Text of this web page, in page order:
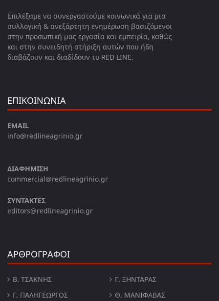
Επιλέξαμε να συνεργαστούμε κοινωνικά για μια
συλλογική & ανεξάρτητη ενημέρωση βασιζόμενοι
στην προσωπική μας εργασία και εμπειρία, καθώς
και στην συνειδητή στήριξη αυτών που ήδη
διαβάζουν και διαδίδουν το RED LINE.
ΕΠΙΚΟΙΝΩΝΙΑ
EMAIL
info@redlineagrinio.gr
ΔΙΑΦΗΜΙΣΗ
commercial@redlineagrinio.gr
ΣΥΝΤΑΚΤΕΣ
editors@redlineagrinio.gr
ΑΡΘΡΟΓΡΑΦΟΙ
Β. ΤΣΆΚΝΗΣ
Γ. ΞΗΝΤΆΡΑΣ
Γ. ΠΑΛΗΓΕΏΡΓΟΣ
Θ. ΜΑΝΙΦΑΒΑΣ